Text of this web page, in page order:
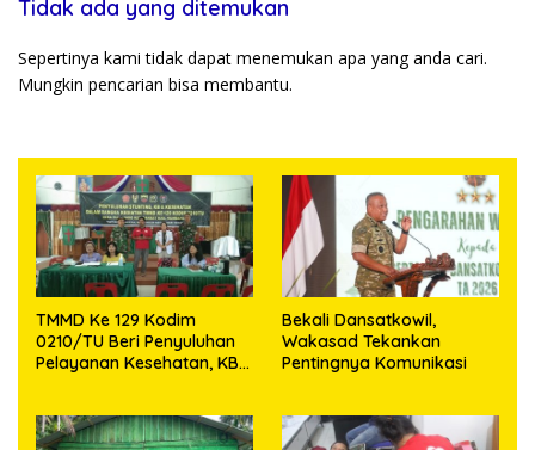
Tidak ada yang ditemukan
Sepertinya kami tidak dapat menemukan apa yang anda cari.
Mungkin pencarian bisa membantu.
TMMD Ke 129 Kodim
0210/TU Beri Penyuluhan
Pelayanan Kesehatan, KB
Bekali Dansatkowil,
Wakasad Tekankan
Pentingnya Komunikasi